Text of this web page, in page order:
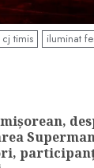
cj timis
iluminat